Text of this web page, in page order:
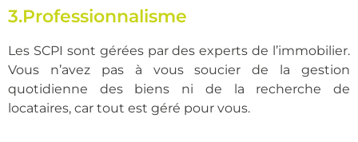
3.Professionnalisme
Les SCPI sont gérées par des experts de l’immobilier.
Vous n’avez pas à vous soucier de la gestion
quotidienne des biens ni de la recherche de
locataires, car tout est géré pour vous.